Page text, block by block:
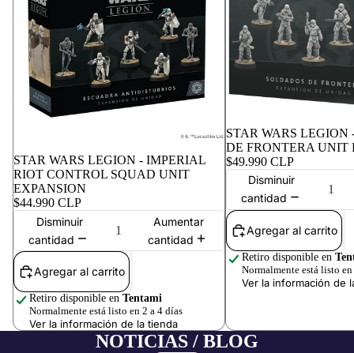
STAR WARS LEGION - IMPERIAL
RIOT CONTROL SQUAD UNIT
EXPANSION
$44.990 CLP
Disminuir
cantidad
Aumentar
cantidad
Agregar al carrito
Retiro disponible en Tentami
Normalmente está listo en 2 a 4 días
Ver la información de la tienda
STAR WARS LEGION
DE FRONTERA UNIT
$49.990 CLP
Disminuir
cantidad
Agregar al carrito
Retiro disponible en
Normalmente está listo
Ver la información de
NOTICIAS / BLOG